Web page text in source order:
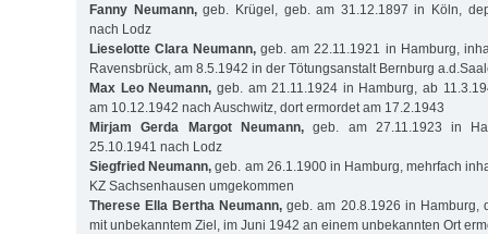
Fanny Neumann,geb. Krügel, geb. am 31.12.1897 in Köln,
nach Lodz
Lieselotte Clara Neumann, geb. am 22.11.1921 in Hamburg,
Ravensbrück, am 8.5.1942 in der Tötungsanstalt Bernburg
Max Leo Neumann, geb. am 21.11.1924 in Hamburg, ab
am 10.12.1942 nach Auschwitz, dort ermordet am 17.2.1943
Mirjam Gerda Margot Neumann,geb. am 27.11.1923 in
25.10.1941 nach Lodz
Siegfried Neumann, geb. am 26.1.1900 in Hamburg, mehrfach
KZ Sachsenhausen umgekommen
Therese Ella Bertha Neumann, geb. am 20.8.1926 in Hamburg,
mit unbekanntem Ziel, im Juni 1942 an einem unbekannten Ort